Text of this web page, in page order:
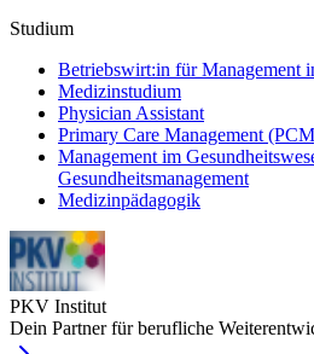
Studium
Betriebswirt:in für Management
Medizinstudium
Physician Assistant
Primary Care Management
Management im
Gesundheitsmanagement
Medizinpädagogik
PKV Institut
Dein Partner für berufliche